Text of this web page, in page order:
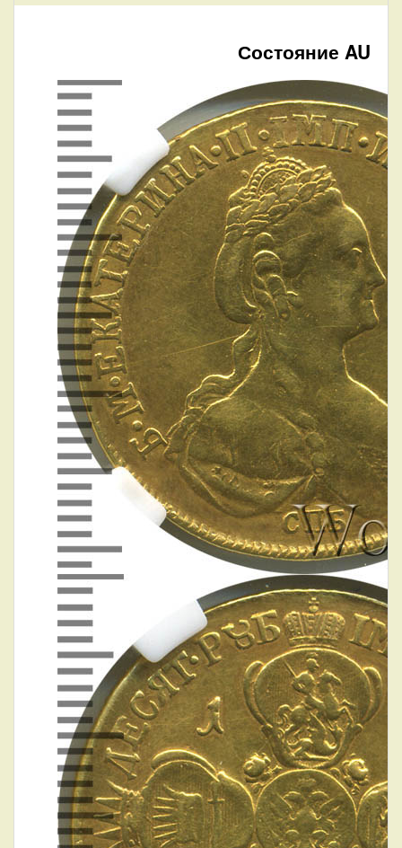
Состояние AU